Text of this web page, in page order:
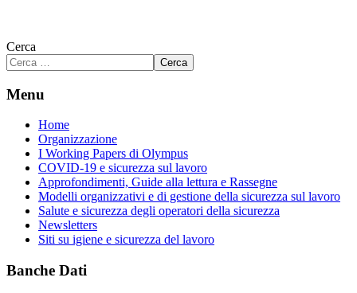
Cerca
Cerca
Menu
Home
Organizzazione
I Working Papers di Olympus
COVID-19 e sicurezza sul lavoro
Approfondimenti, Guide alla lettura e Rassegne
Modelli organizzativi e di gestione della sicurezza sul lavoro
Salute e sicurezza degli operatori della sicurezza
Newsletters
Siti su igiene e sicurezza del lavoro
Banche Dati